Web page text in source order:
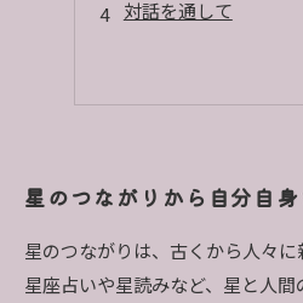
対話を通して
星のつながりから自分自
星のつながりは、古くから人々に
星座占いや星読みなど、星と人